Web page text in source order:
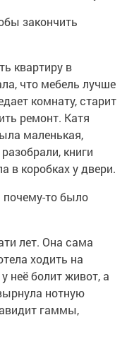
закончить
квартиру в
что мебель лучше
комнату, старит
ремонт. Катя
маленькая,
книги
в коробках у двери.
почему-то было
лет. Она сама
ходить на
неё болит живот, а
нотную
гаммы,